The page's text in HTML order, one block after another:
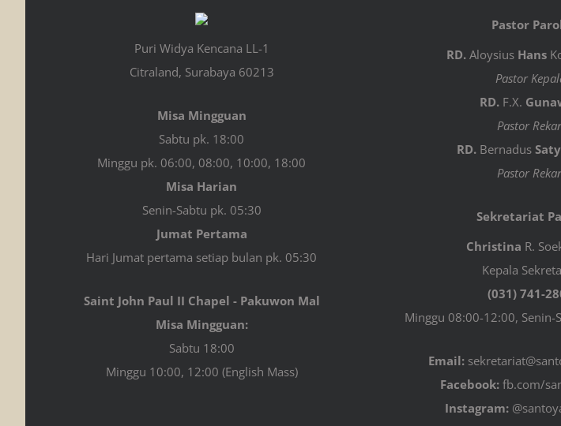
Puri Widya Kencana LL-1
Citraland, Surabaya 60213
Misa Mingguan
Sabtu pk. 18:00
Minggu pk. 06:00, 08:00, 10:00, 18:00
Misa Harian
Senin-Sabtu pk. 05:30
Jumat Pertama
Hari Jumat pertama setiap bulan pk. 05:30
Saint John Paul II Chapel - Pakuwon Mal
Misa Mingguan:
Sabtu 18:00
Minggu 10:00, 12:00 (English Mass)
Pastor
RD. Aloysius Hans
Pastor
RD.F.X.
Pastor
RD. Bernadus
Pastor
Sekretariat
Christina R.
Kepala
(031) 741-
Minggu 08:00-12:00, Senin-
Email:
Facebook: fb.com/
Instagram: